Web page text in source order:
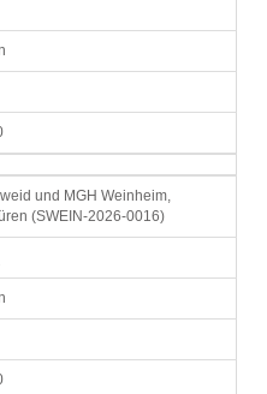
und MGH Weinheim,
(SWEIN-2026-0016)